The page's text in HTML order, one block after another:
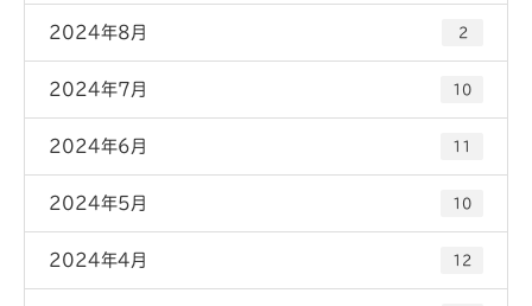
2024年8月 2
2024年7月 10
2024年6月 11
2024年5月 10
2024年4月 12